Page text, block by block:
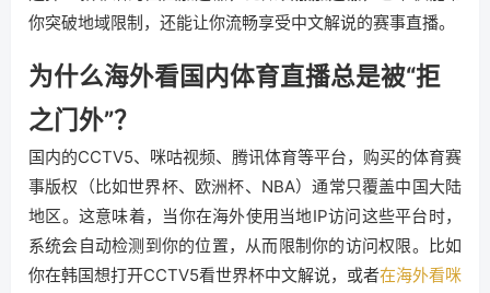
你突破地域限制，还能让你流畅享受中文解说的赛事直播。
为什么海外看国内体育直播总是被“拒
之门外”？
国内的CCTV5、咪咕视频、腾讯体育等平台，购买的体育赛
事版权（比如世界杯、欧洲杯、NBA）通常只覆盖中国大陆
地区。这意味着，当你在海外使用当地IP访问这些平台时，
系统会自动检测到你的位置，从而限制你的访问权限。比如
你在韩国想打开CCTV5看世界杯中文解说，或者在海外看咪